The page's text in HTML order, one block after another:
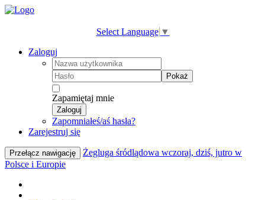
Select Language ▼
Zaloguj
Pokaż
Zapamiętaj mnie
Zaloguj
Zapomniałeś/aś hasła?
Zarejestruj się
Przełącz nawigację
Żegluga śródlądowa wczoraj, dziś, jutro w
Polsce i Europie